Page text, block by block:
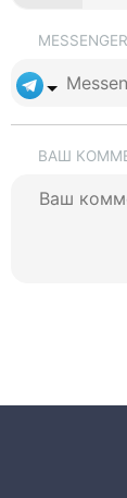
MESSENGER
ВАШ